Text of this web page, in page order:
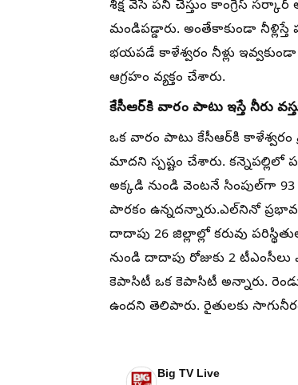
శిక్ష వేసే పని చేస్తుం కాంగ్రెస్
మండిపడ్డారు. అంతేకాకుండా
భయపడే కాళేశ్వరం నీళ్లు
ఆగ్రహం వ్యక్తం చేశారు.
కేసీఆర్‌కి వారం పాటు ఇస్తే నీరు
ఒక వారం పాటు కేసీఆర్‌కి
మాదని స్పష్టం చేశారు. కన్నెపల్లిలో
అక్కడి నుండి వెంటనే సింపుల్‌గా
పారకం ఉన్నదన్నారు.ఎల్‌నినో
దాదాపు 26 జిల్లాల్లో కరువు
నుండి దాదాపు రోజుకు 2
కెపాసిటీ ఒక కెపాసిటీ అన్నారు.
ఉందని తెలిపారు. రైతులకు
Big TV Live